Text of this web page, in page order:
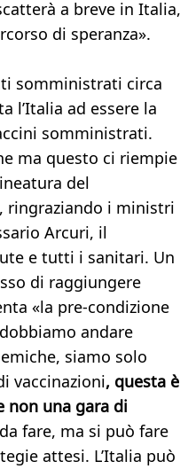
a breve in Italia,
di speranza».
somministrati circa
l’Italia ad essere la
somministrati.
ma questo ci riempie
del
ringraziando i ministri
Arcuri, il
e tutti i sanitari. Un
di raggiungere
«la pre-condizione
andare
siamo solo
vaccinazioni, questa è
non una gara di
fare, ma si può fare
attesi. L’Italia può